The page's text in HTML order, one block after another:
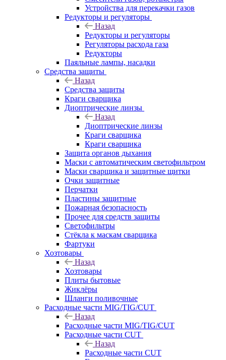
Устройства для перекачки газов
Редукторы и регуляторы
Назад
Редукторы и регуляторы
Регуляторы расхода газа
Редукторы
Паяльные лампы, насадки
Средства защиты
Назад
Средства защиты
Краги сварщика
Диоптрические линзы
Назад
Диоптрические линзы
Краги сварщика
Краги сварщика
Защита органов дыхания
Маски с автоматическим светофильтром
Маски сварщика и защитные щитки
Очки защитные
Перчатки
Пластины защитные
Пожарная безопасность
Прочее для средств защиты
Светофильтры
Стёкла к маскам сварщика
Фартуки
Хозтовары
Назад
Хозтовары
Плиты бытовые
Жиклёры
Шланги поливочные
Расходные части MIG/TIG/CUT
Назад
Расходные части MIG/TIG/CUT
Расходные части CUT
Назад
Расходные части CUT